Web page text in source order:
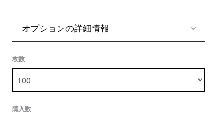
オプションの詳細情報
枚数
購入数